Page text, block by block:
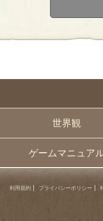
世界観
ゲームマニュア
利用規約 プライバシーポリシー